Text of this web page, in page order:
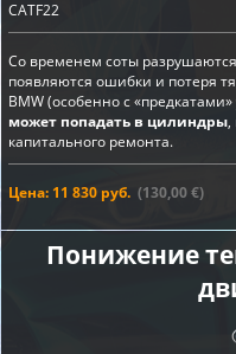
CATF22
Со временем соты
появляются ошибки и потеря
BMW (особенно с
может попадать в цилиндры
капитального ремонта.
Цена: 11 830 руб. (130,00 €)
Понижение